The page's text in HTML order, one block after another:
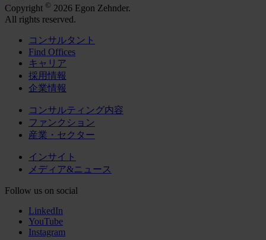
Copyright © 2026 Egon Zehnder.
All rights reserved.
コンサルタント
Find Offices
キャリア
採用情報
企業情報
コンサルティング内容
ファンクション
産業・セクター
インサイト
メディア&ニュース
Follow us on social
LinkedIn
YouTube
Instagram